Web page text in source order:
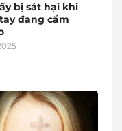
bị sát hại khi
đang cầm